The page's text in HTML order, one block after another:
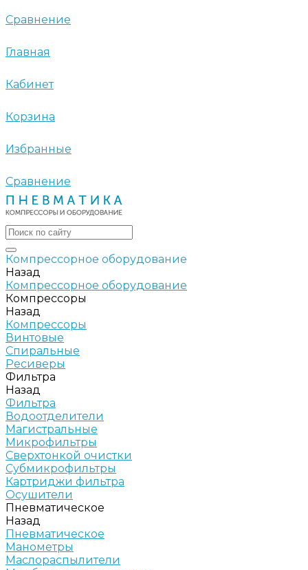
Сравнение
Главная
Кабинет
Корзина
Избранные
Сравнение
Компрессорное оборудование
Назад
Компрессорное оборудование
Компрессоры
Назад
Компрессоры
Винтовые
Спиральные
Ресиверы
Фильтра
Назад
Фильтра
Водоотделители
Магистральные
Микрофильтры
Сверхтонкой очистки
Субмикрофильтры
Картриджи фильтра
Осушители
Пневматическое
Назад
Пневматическое
Манометры
Маслораспылители